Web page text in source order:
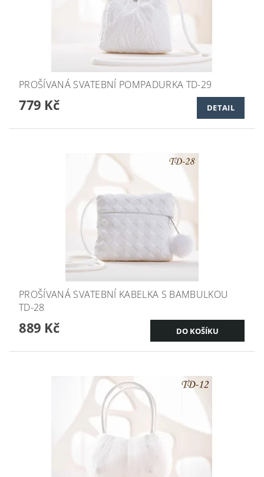
PROŠÍVANÁ SVATEBNÍ POMPADURKA TD-29
779 Kč DETAIL
PROŠÍVANÁ SVATEBNÍ KABELKA S BAMBULKOU
TD-28
889 Kč